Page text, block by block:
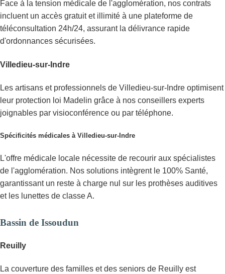
Face à la tension médicale de l'agglomération, nos contrats
incluent un accès gratuit et illimité à une plateforme de
téléconsultation 24h/24, assurant la délivrance rapide
d'ordonnances sécurisées.
Villedieu-sur-Indre
Les artisans et professionnels de Villedieu-sur-Indre optimisent
leur protection loi Madelin grâce à nos conseillers experts
joignables par visioconférence ou par téléphone.
Spécificités médicales à Villedieu-sur-Indre
L'offre médicale locale nécessite de recourir aux spécialistes
de l'agglomération. Nos solutions intègrent le 100% Santé,
garantissant un reste à charge nul sur les prothèses auditives
et les lunettes de classe A.
Bassin de Issoudun
Reuilly
La couverture des familles et des seniors de Reuilly est